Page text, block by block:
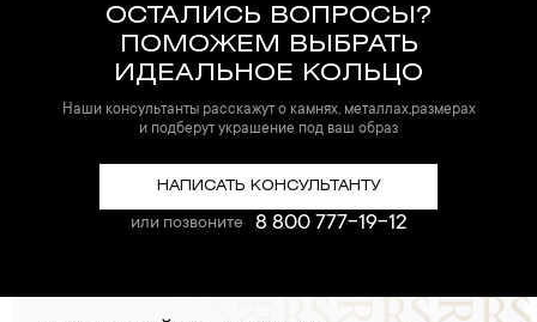
ОСТАЛИСЬ ВОПРОСЫ?
ПОМОЖЕМ ВЫБРАТЬ
ИДЕАЛЬНОЕ КОЛЬЦО
Наши консультанты расскажут о камнях, металлах,размерах
и подберут украшение под ваш образ
НАПИСАТЬ КОНСУЛЬТАНТУ
или позвоните 8 800 777-19-12